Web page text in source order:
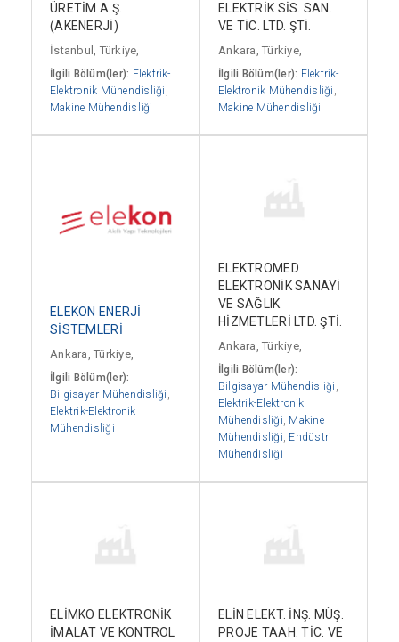
ÜRETİM A.Ş.
(AKENERJİ)
İstanbul, Türkiye,
İlgili Bölüm(ler): Elektrik-
Elektronik Mühendisliği ,
Makine Mühendisliği
ELEKTRİK SİS. SAN.
VE TİC. LTD. ŞTİ.
Ankara, Türkiye,
İlgili Bölüm(ler): Elektrik-
Elektronik Mühendisliği ,
Makine Mühendisliği
ELEKON ENERJİ
SİSTEMLERİ
Ankara, Türkiye,
İlgili Bölüm(ler):
Bilgisayar Mühendisliği ,
Elektrik-Elektronik
Mühendisliği
ELEKTROMED
ELEKTRONİK SANAYİ
VE SAĞLIK
HİZMETLERİ LTD. ŞTİ.
Ankara, Türkiye,
İlgili Bölüm(ler):
Bilgisayar Mühendisliği ,
Elektrik-Elektronik
Mühendisliği, Makine
Mühendisliği, Endüstri
Mühendisliği
ELİMKO ELEKTRONİK
İMALAT VE KONTROL
ELİN ELEKT. İNŞ. MÜŞ.
PROJE TAAH. TİC. VE